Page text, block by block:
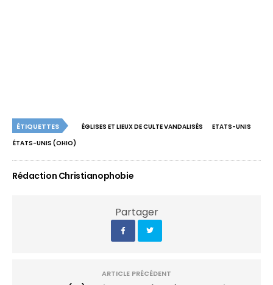
ÉTIQUETTES ÉGLISES ET LIEUX DE CULTE VANDALISÉS
ETATS-UNIS
ÉTATS-UNIS (OHIO)
Rédaction Christianophobie
Partager
ARTICLE PRÉCÉDENT